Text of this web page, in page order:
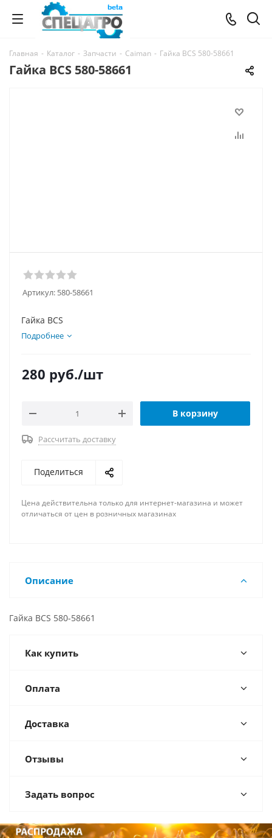
Главная - Каталог - Запчасти - Caiman - Гайка BCS 580-58661
Гайка BCS 580-58661
Артикул: 580-58661
Гайка BCS
Подробнее
280 руб./шт
В корзину
Рассчитать доставку
Поделиться
Цена действительна только для интернет-магазина и может
отличаться от цен в розничных магазинах
Описание
Гайка BCS 580-58661
Как купить
Оплата
Доставка
Отзывы
Задать вопрос